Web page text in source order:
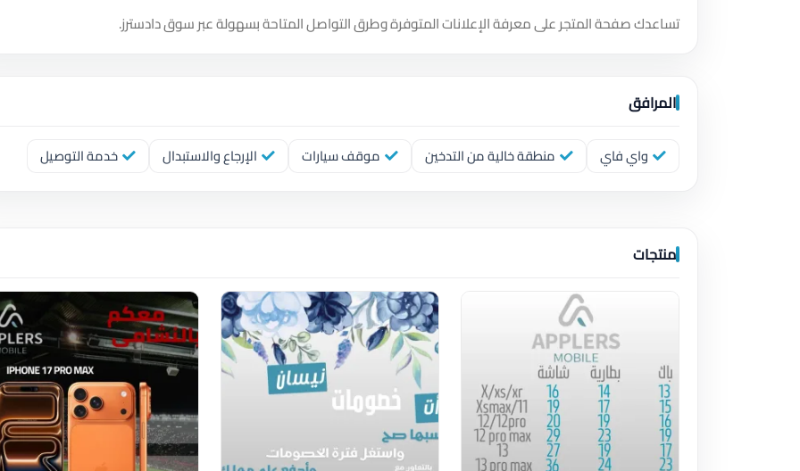
تساعدك صفحة المتجر على معرفة الإعلانات المتوفرة وطرق التواصل المتاحة بسهولة عبر سوق دادسترز.
المرافق
واي فاي منطقة خالية من التدخين موقف سيارات الإرجاع والاستبدال خدمة التوصيل
منتجات